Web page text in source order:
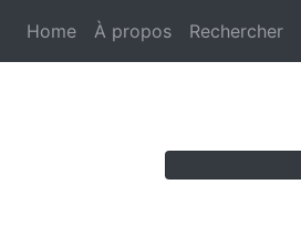
contenu
Home À propos Rechercher